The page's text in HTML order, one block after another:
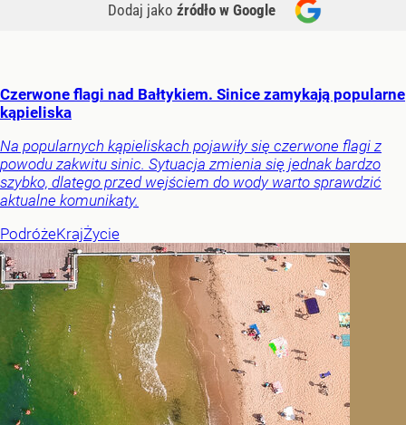
Dodaj jako źródło w Google
Czerwone flagi nad Bałtykiem. Sinice zamykają popularne
kąpieliska
Na popularnych kąpieliskach pojawiły się czerwone flagi z
powodu zakwitu sinic. Sytuacja zmienia się jednak bardzo
szybko, dlatego przed wejściem do wody warto sprawdzić
aktualne komunikaty.
PodróżeKrajŻycie